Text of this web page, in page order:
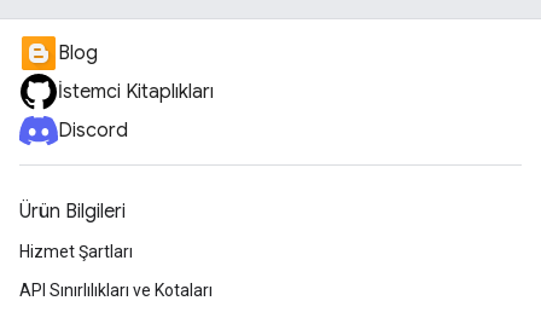
Blog
İstemci Kitaplıkları
Discord
Ürün Bilgileri
Hizmet Şartları
API Sınırlılıkları ve Kotaları